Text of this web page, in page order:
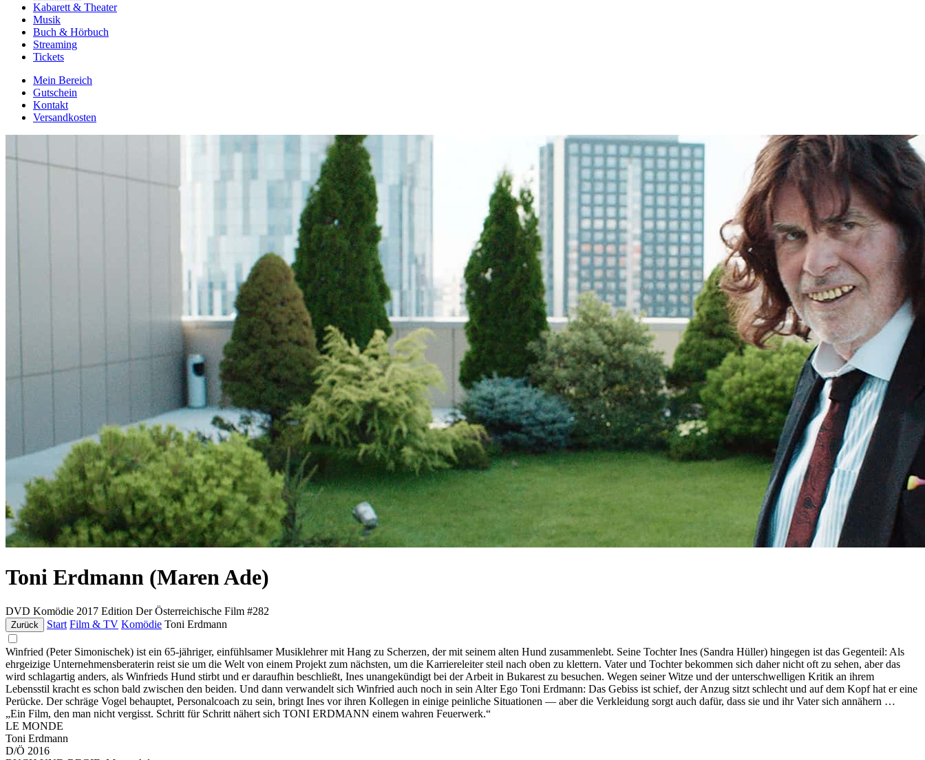
Kabarett & Theater
Musik
Buch & Hörbuch
Streaming
Tickets
Mein Bereich
Gutschein
Kontakt
Versandkosten
Toni Erdmann (Maren Ade)
DVD Komödie 2017 Edition Der Österreichische Film #282
Zurück Start Film & TV Komödie Toni Erdmann
Winfried (Peter Simonischek) ist ein 65-jähriger, einfühlsamer Musiklehrer mit Hang zu Scherzen, der mit seinem alten Hund zusammenlebt. Seine Tochter Ines (Sandra Hüller) hingegen ist das Gegenteil: Als
ehrgeizige Unternehmensberaterin reist sie um die Welt von einem Projekt zum nächsten, um die Karriereleiter steil nach oben zu klettern. Vater und Tochter bekommen sich daher nicht oft zu sehen, aber das
wird schlagartig anders, als Winfrieds Hund stirbt und er daraufhin beschließt, Ines unangekündigt bei der Arbeit in Bukarest zu besuchen. Wegen seiner Witze und der unterschwelligen Kritik an ihrem
Lebensstil kracht es schon bald zwischen den beiden. Und dann verwandelt sich Winfried auch noch in sein Alter Ego Toni Erdmann: Das Gebiss ist schief, der Anzug sitzt schlecht und auf dem Kopf hat er eine
Perücke. Der schräge Vogel behauptet, Personalcoach zu sein, bringt Ines vor ihren Kollegen in einige peinliche Situationen — aber die Verkleidung sorgt auch dafür, dass sie und ihr Vater sich annähern …
„Ein Film, den man nicht vergisst. Schritt für Schritt nähert sich TONI ERDMANN einem wahren Feuerwerk.“
LE MONDE
Toni Erdmann
D/Ö 2016